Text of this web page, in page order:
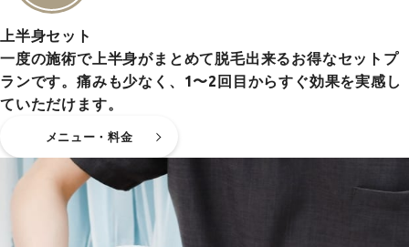
上半身セット
一度の施術で上半身がまとめて脱毛出来るお得なセットプ
ランです。痛みも少なく、1〜2回目からすぐ効果を実感し
ていただけます。
メニュー・料金